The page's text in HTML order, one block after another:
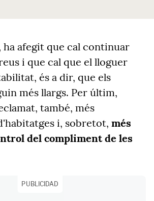
afegit que cal continuar
i que cal que el lloguer
és a dir, que els
més llargs. Per últim,
també, més
i, sobretot, més
del compliment de les
PUBLICIDAD